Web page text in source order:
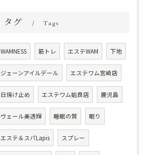
タグ Tags
WAMNESS 筋トレ エステWAM 下地
ジェーンアイルデール エステワム宮崎店
日焼け止め エステワム姶良店 鹿児島
ヴェール美透輝 睡眠の質 眠り
エステ＆スパLapis スプレー